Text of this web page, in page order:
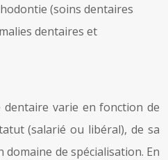
(soins dentaires
dentaires et
dentaire varie en fonction de
(salarié ou libéral), de sa
domaine de spécialisation. En